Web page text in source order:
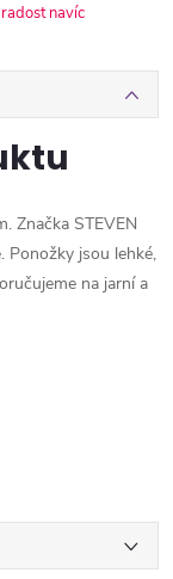
navíc
Značka STEVEN
Ponožky jsou lehké,
na jarní a